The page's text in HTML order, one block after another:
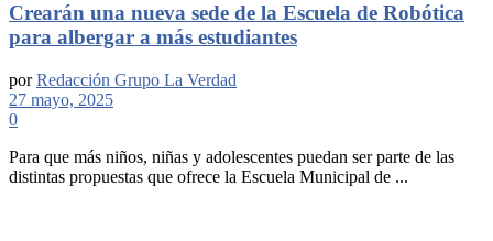
Crearán una nueva sede de la Escuela de Robótica
para albergar a más estudiantes
por Redacción Grupo La Verdad
27 mayo, 2025
0
Para que más niños, niñas y adolescentes puedan ser parte de las
distintas propuestas que ofrece la Escuela Municipal de ...